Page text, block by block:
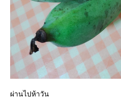
ผ่านไปห้าวัน